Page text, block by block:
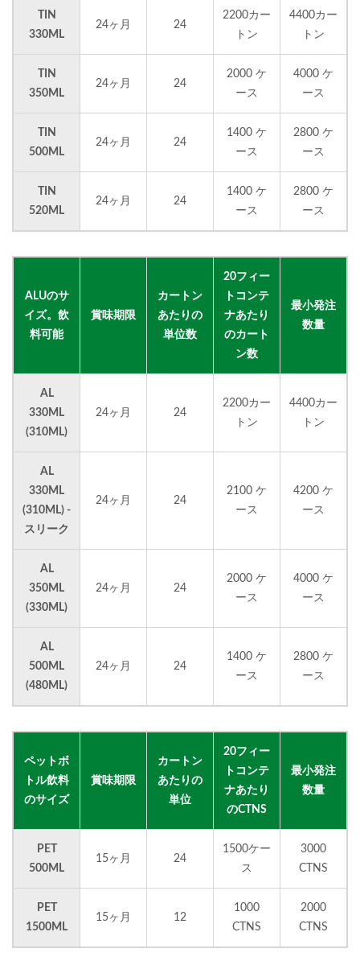
TIN
330ML
24ヶ月 24
2200カー
トン
4400カー
トン
TIN
350ML
24ヶ月 24
2000 ケ
ース
4000 ケ
ース
TIN
500ML
24ヶ月 24
1400 ケ
ース
2800 ケ
ース
TIN
520ML
24ヶ月 24
1400 ケ
ース
2800 ケ
ース
ALUのサ
イズ。飲
料可能
賞味期限
カートン
あたりの
単位数
20フィー
トコンテ
ナあたり
のカート
ン数
最小発注
数量
AL
330ML
(310ML)
24ヶ月 24
2200カー
トン
4400カー
トン
AL
330ML
(310ML) -
スリーク
24ヶ月 24
2100 ケ
ース
4200 ケ
ース
AL
350ML
(330ML)
24ヶ月 24
2000 ケ
ース
4000 ケ
ース
AL
500ML
(480ML)
24ヶ月 24
1400 ケ
ース
2800 ケ
ース
ペットボ
トル飲料
のサイズ
賞味期限
カートン
あたりの
単位
20フィー
トコンテ
ナあたり
のCTNS
最小発注
数量
PET
500ML
15ヶ月 24
1500ケー
ス
3000
CTNS
PET
1500ML
15ヶ月 12
1000
CTNS
2000
CTNS